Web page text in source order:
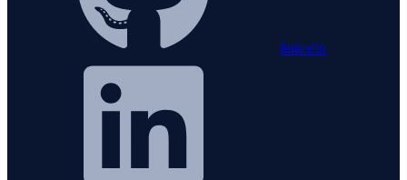
linkedin